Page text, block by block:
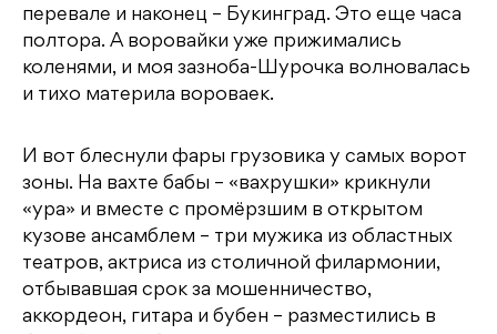
перевале и наконец – Букинград. Это еще часа
полтора. А воровайки уже прижимались
коленями, и моя зазноба-Шурочка волновалась
и тихо материла вороваек.
И вот блеснули фары грузовика у самых ворот
зоны. На вахте бабы – «вахрушки» крикнули
«ура» и вместе с промёрзшим в открытом
кузове ансамблем – три мужика из областных
театров, актриса из столичной филармонии,
отбывавшая срок за мошенничество,
аккордеон, гитара и бубен – разместились в